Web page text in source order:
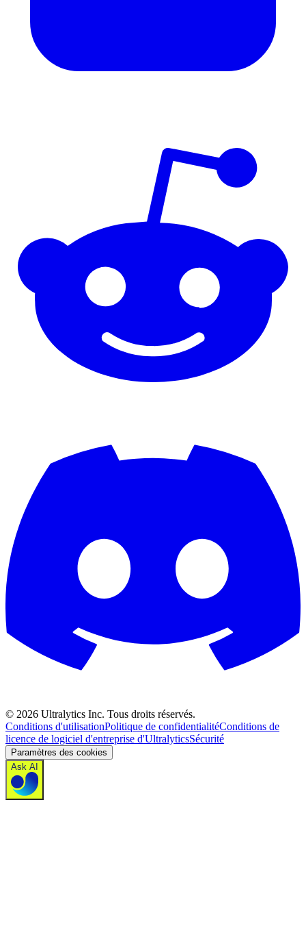
© 2026 Ultralytics Inc. Tous droits réservés.
Conditions d'utilisationPolitique de confidentialitéConditions de
licence de logiciel d'entreprise d'UltralyticsSécurité
Paramètres des cookies
Ask AI